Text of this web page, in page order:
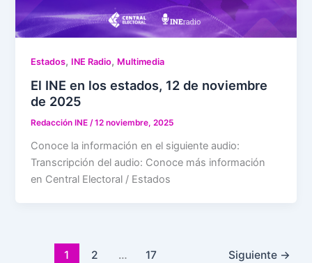
Estados, INE Radio, Multimedia
El INE en los estados, 12 de noviembre
de 2025
Redacción INE/12 noviembre, 2025
Conoce la información en el siguiente audio:
Transcripción del audio: Conoce más información
en Central Electoral / Estados
1 2 … 17 Siguiente →